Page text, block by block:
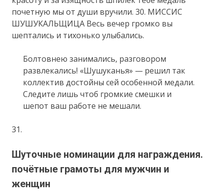
почетную мы от души вручили. 30. МИССИС
ШУШУКАЛЬЩИЦА Весь вечер громко вы
шептались и тихонько улыбались.
Болтовнею занимались, разговором
развлекались! «Шушуканья» — решил так
коллектив достойны сей особенной медали.
Следите лишь чтоб громкие смешки и
шепот ваш работе не мешали.
31.
Шуточные номинации для награждения.
почётные грамоты для мужчин и
женщин